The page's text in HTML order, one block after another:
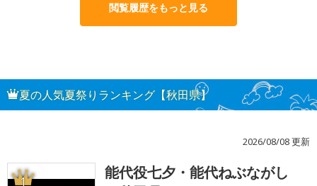
閲覧履歴をもっと見る
夏の人気夏祭りランキング【秋田県】
2026/08/08 更新
1
能代役七夕・能代ねぶながし